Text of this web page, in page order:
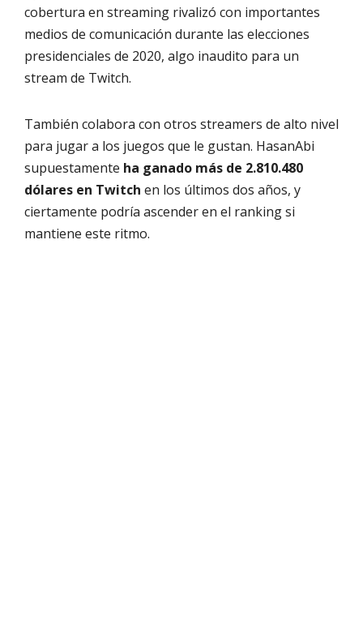
cobertura en streaming rivalizó con importantes
medios de comunicación durante las elecciones
presidenciales de 2020, algo inaudito para un
stream de Twitch.
También colabora con otros streamers de alto nivel
para jugar a los juegos que le gustan. HasanAbi
supuestamente ha ganado más de 2.810.480
dólares en Twitch en los últimos dos años, y
ciertamente podría ascender en el ranking si
mantiene este ritmo.